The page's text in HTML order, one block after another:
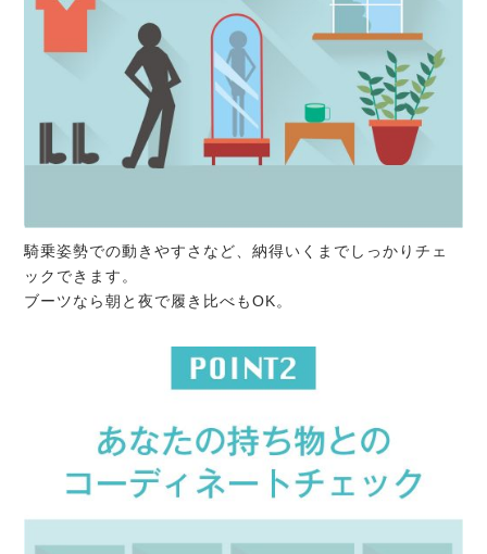
騎乗姿勢での動きやすさなど、納得いくまでしっかりチェ
ックできます。
ブーツなら朝と夜で履き比べもOK。